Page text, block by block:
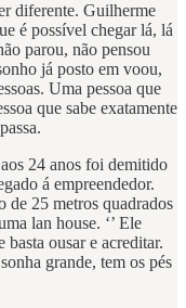
diferente. Guilherme
é possível chegar lá, lá
parou, não pensou
já posto em voou,
Uma pessoa que
que sabe exatamente
24 anos foi demitido
á empreendedor.
de 25 metros quadrados
lan house. ‘’ Ele
ousar e acreditar.
grande, tem os pés